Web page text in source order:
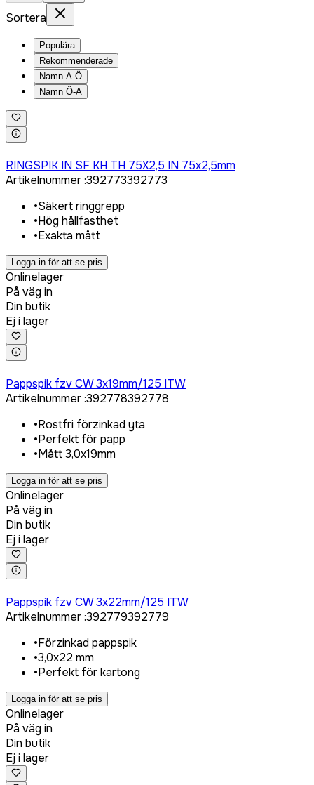
Sortera
Populära
Rekommenderade
Namn A-Ö
Namn Ö-A
RINGSPIK IN SF KH TH 75X2,5 IN 75x2,5mm
Artikelnummer:392773392773
•Säkert ringgrepp
•Hög hållfasthet
•Exakta mått
Logga in för att se pris
Onlinelager
På väg in
Din butik
Ej i lager
Pappspik fzv CW 3x19mm/125 ITW
Artikelnummer:392778392778
•Rostfri förzinkad yta
•Perfekt för papp
•Mått 3,0x19mm
Logga in för att se pris
Onlinelager
På väg in
Din butik
Ej i lager
Pappspik fzv CW 3x22mm/125 ITW
Artikelnummer:392779392779
•Förzinkad pappspik
•3,0x22 mm
•Perfekt för kartong
Logga in för att se pris
Onlinelager
På väg in
Din butik
Ej i lager